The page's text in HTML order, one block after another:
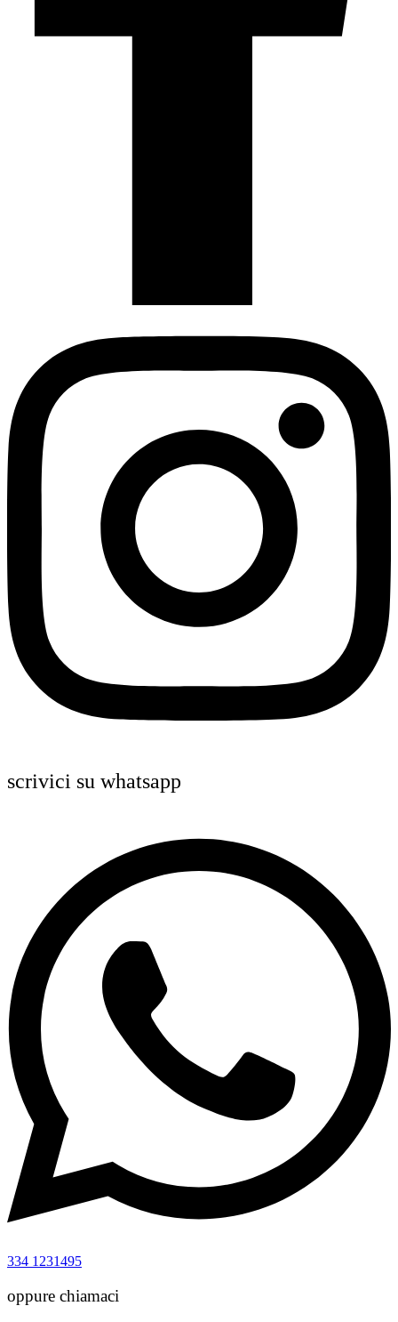
scrivici su whatsapp
334 1231495
oppure chiamaci